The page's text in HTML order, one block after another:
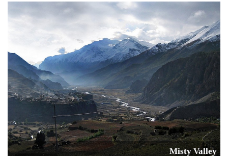
Misty Valley